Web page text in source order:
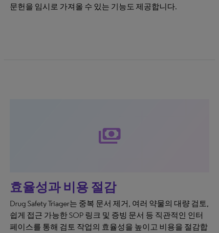
문헌을 임시로 가져올 수 있는 기능도 제공합니다.
payments
효율성과 비용 절감
Drug Safety Triager는 중복 문서 제거, 여러 약물의 대량 검토,
쉽게 접근 가능한 SOP 링크 및 증빙 문서 등 직관적인 인터
페이스를 통해 검토 작업의 효율성을 높이고 비용을 절감합